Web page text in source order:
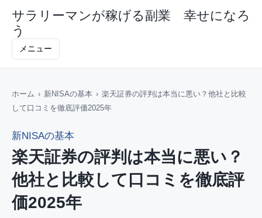
サラリーマンが稼げる副業 幸せになろ
う
メニュー
ホーム › 新NISAの基本 › 楽天証券の評判は本当に悪い？他社と比較
して口コミを徹底評価2025年
新NISAの基本
楽天証券の評判は本当に悪い？
他社と比較して口コミを徹底評
価2025年